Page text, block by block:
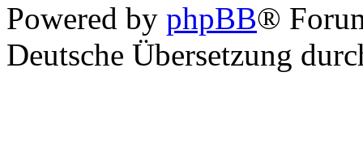
Powered by phpBB®
Deutsche Übersetzung